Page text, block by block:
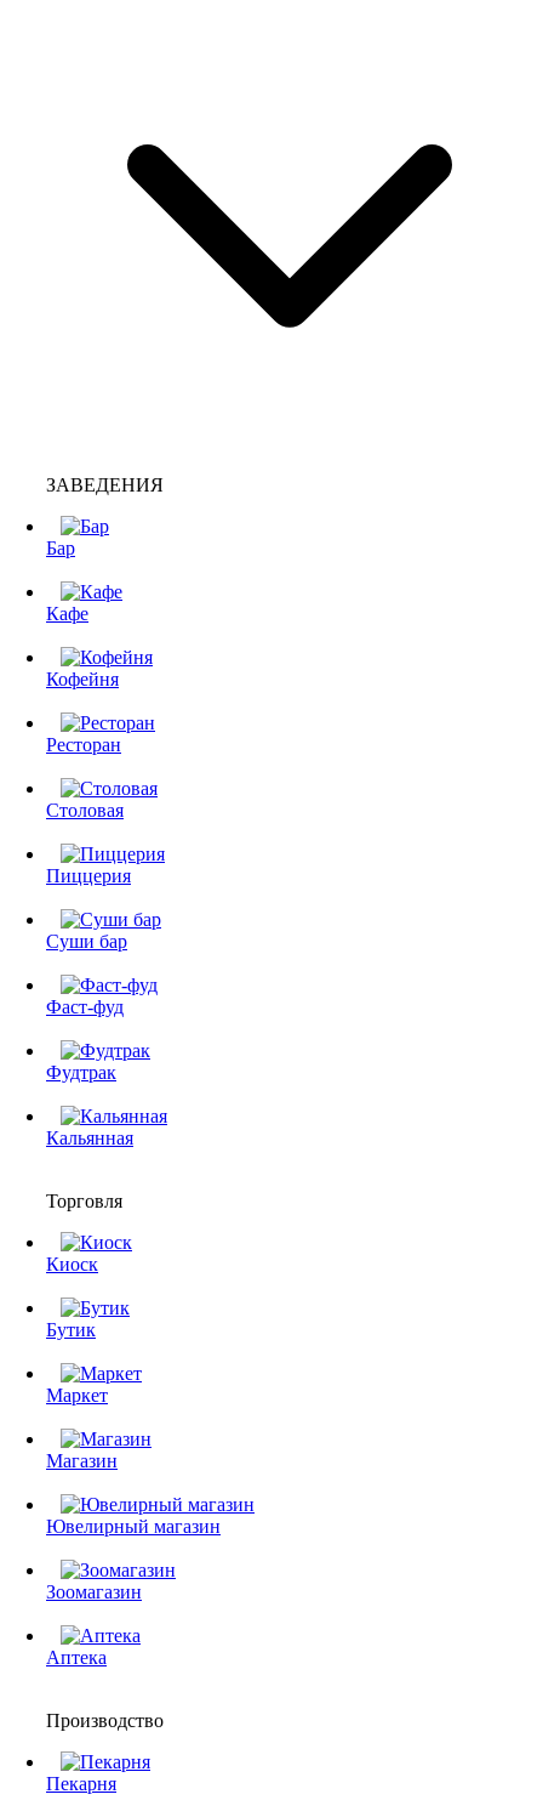
ЗАВЕДЕНИЯ
Бар
Кафе
Кофейня
Ресторан
Столовая
Пиццерия
Суши бар
Фаст-фуд
Фудтрак
Кальянная
Торговля
Киоск
Бутик
Маркет
Магазин
Ювелирный магазин
Зоомагазин
Аптека
Производство
Пекарня